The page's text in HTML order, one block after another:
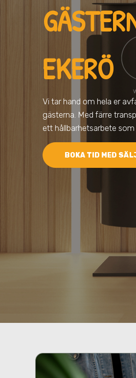
EKERÖ
Vi tar hand om hela er
gästerna. Med färre
ett hållbarhetsarbete
BOKA TID MED